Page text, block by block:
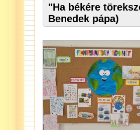
"Ha békére
Benedek pápa)